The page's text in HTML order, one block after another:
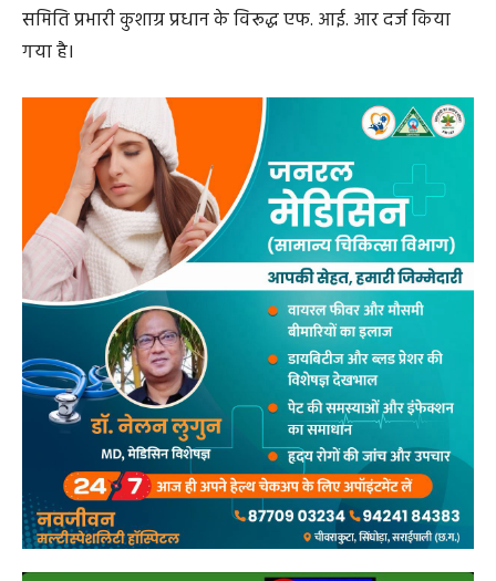
समिति प्रभारी कुशाग्र प्रधान के विरूद्ध एफ. आई. आर दर्ज किया
गया है।